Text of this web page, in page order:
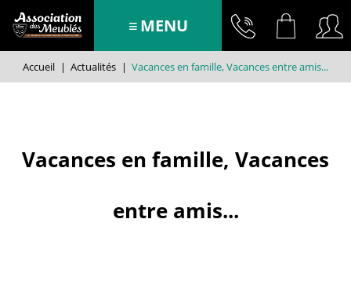
MENU
Accueil | Actualités | Vacances en famille, Vacances entre amis...
Vacances en famille, Vacances
entre amis...